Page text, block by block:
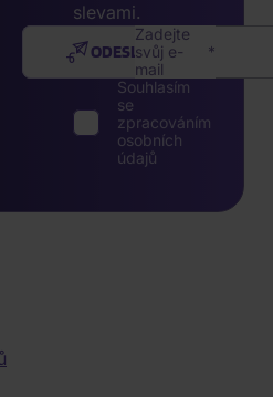
slevami.
Zadejte
svůj e-
mail
ODESLAT
Souhlasím
se
zpracováním
osobních
údajů